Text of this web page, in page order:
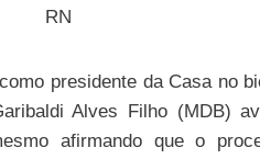
RN
presidente da Casa no
Alves Filho (MDB)
afirmando que o